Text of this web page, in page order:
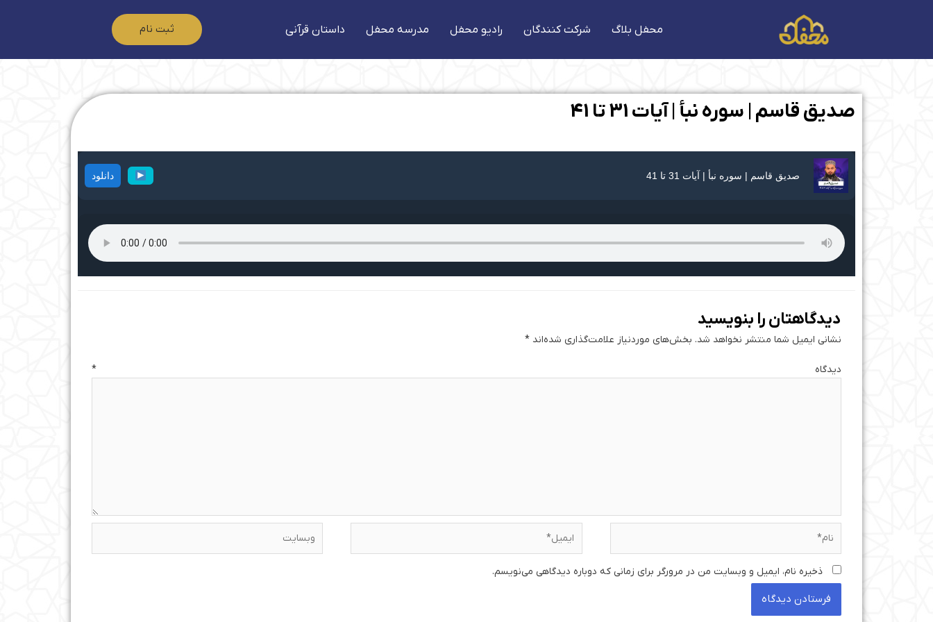
محفل بلاگ شرکت کنندگان رادیو محفل مدرسه محفل داستان قرآنی ثبت نام
صدیق قاسم | سوره نبأ | آیات 31 تا 41
صدیق قاسم | سوره نبأ | آیات 31 تا 41 دانلود
دیدگاهتان را بنویسید
نشانی ایمیل شما منتشر نخواهد شد. بخش‌های موردنیاز علامت‌گذاری شده‌اند *
دیدگاه *
ذخیره نام، ایمیل و وبسایت من در مرورگر برای زمانی که دوباره دیدگاهی می‌نویسم.